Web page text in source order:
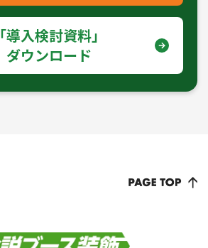
｢導入検討資料｣
ダウンロード